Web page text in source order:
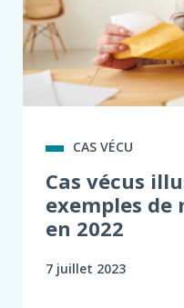
CAS VÉCU
Cas vécus
exemples
en 2022
7 juillet 2023